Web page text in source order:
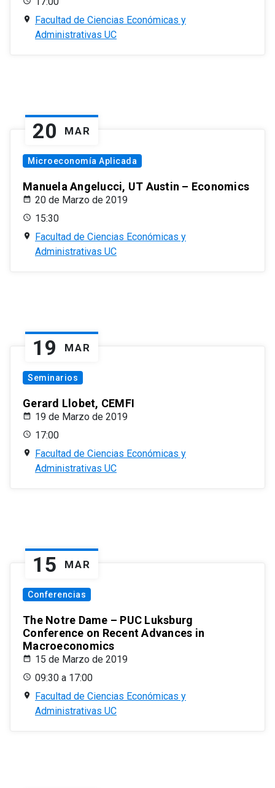
Facultad de Ciencias Económicas y
Administrativas UC
20 MAR
Microeconomía Aplicada
Manuela Angelucci, UT Austin – Economics
20 de Marzo de 2019
15:30
Facultad de Ciencias Económicas y
Administrativas UC
19 MAR
Seminarios
Gerard Llobet, CEMFI
19 de Marzo de 2019
17:00
Facultad de Ciencias Económicas y
Administrativas UC
15 MAR
Conferencias
The Notre Dame – PUC Luksburg
Conference on Recent Advances in
Macroeconomics
15 de Marzo de 2019
09:30 a 17:00
Facultad de Ciencias Económicas y
Administrativas UC